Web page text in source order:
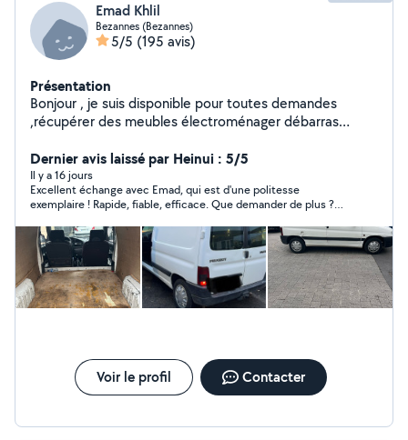
Emad Khlil
Bezannes (Bezannes)
5/5 (195 avis)
Présentation
Bonjour , je suis disponible pour toutes demandes
,récupérer des meubles électroménager débarras
Dernier avis laissé par Heinui : 5/5
Il y a 16 jours
Excellent échange avec Emad, qui est d'une politesse
exemplaire ! Rapide, fiable, efficace. Que demander de plus ?
besoin !
Voir le profil Contacter